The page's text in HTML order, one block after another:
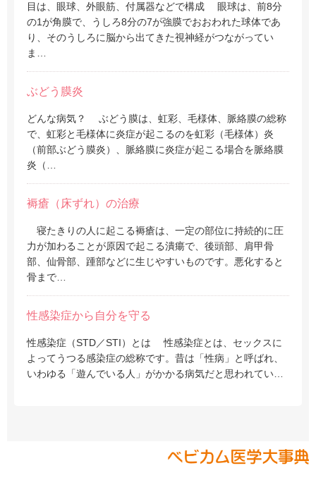
目は、眼球、外眼筋、付属器などで構成 眼球は、前8分
の1が角膜で、うしろ8分の7が強膜でおおわれた球体であ
り、そのうしろに脳から出てきた視神経がつながってい
ま…
ぶどう膜炎
どんな病気？ ぶどう膜は、虹彩、毛様体、脈絡膜の総称
で、虹彩と毛様体に炎症が起こるのを虹彩（毛様体）炎
（前部ぶどう膜炎）、脈絡膜に炎症が起こる場合を脈絡膜
炎（…
褥瘡（床ずれ）の治療
寝たきりの人に起こる褥瘡は、一定の部位に持続的に圧
力が加わることが原因で起こる潰瘍で、後頭部、肩甲骨
部、仙骨部、踵部などに生じやすいものです。悪化すると
骨まで…
性感染症から自分を守る
性感染症（STD／STI）とは 性感染症とは、セックスに
よってうつる感染症の総称です。昔は「性病」と呼ばれ、
いわゆる「遊んでいる人」がかかる病気だと思われてい…